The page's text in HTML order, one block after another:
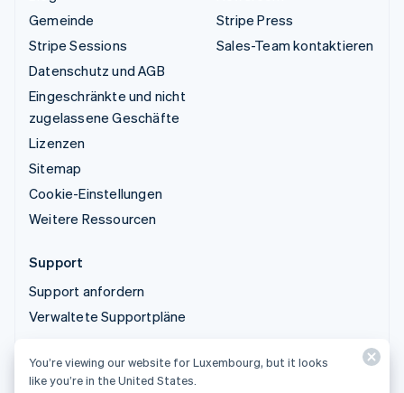
Gemeinde
Stripe Sessions
Datenschutz und AGB
Eingeschränkte und nicht
zugelassene Geschäfte
Lizenzen
Sitemap
Cookie-Einstellungen
Weitere Ressourcen
Stripe Press
Sales-Team kontaktieren
Support
Support anfordern
Verwaltete Supportpläne
© 2026 Stripe, LLC
You’re viewing our website for Luxembourg, but it looks
like you’re in the United States.